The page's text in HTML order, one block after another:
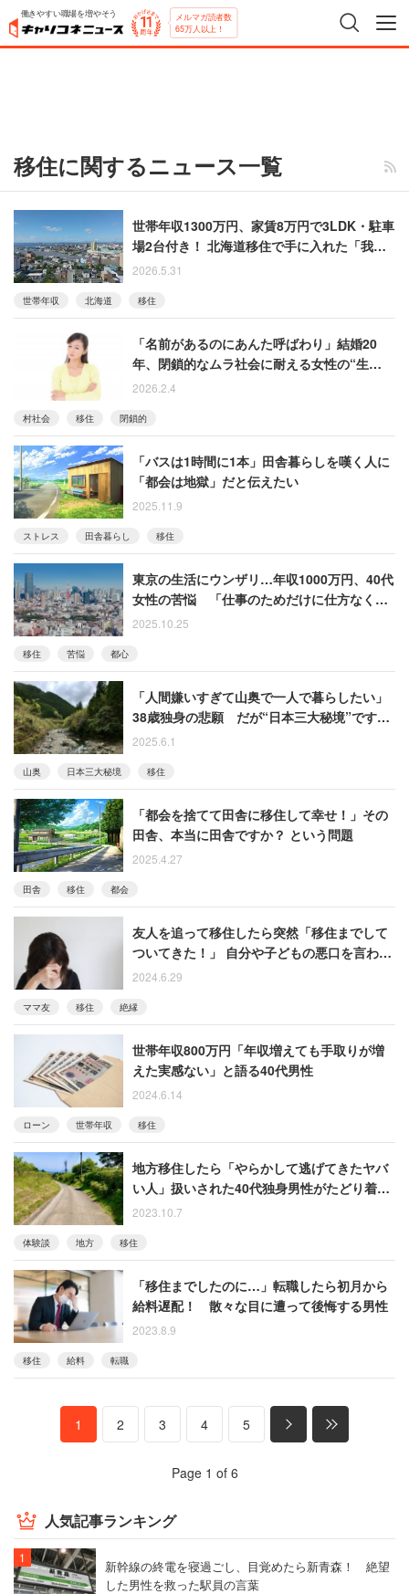
働きやすい職場を増やそう メルマガ読者数
65万人以上！
移住に関するニュース一覧
世帯年収1300万円、家賃8万円で3LDK・駐車
場2台付き！ 北海道移住で手に入れた「我慢
しない生活」
2026.5.31
世帯年収 北海道 移住
「名前があるのにあんた呼ばわり」結婚20
年、閉鎖的なムラ社会に耐える女性の“生活
術”
2026.2.4
村社会 移住 閉鎖的
「バスは1時間に1本」田舎暮らしを嘆く人に
「都会は地獄」だと伝えたい
2025.11.9
ストレス 田舎暮らし 移住
東京の生活にウンザリ…年収1000万円、40代
女性の苦悩 「仕事のためだけに仕方なく住
んでいる」
2025.10.25
移住 苦悩 都心
「人間嫌いすぎて山奥で一人で暮らしたい」
38歳独身の悲願 だが“日本三大秘境”ですら
突きつけられる「結局、人からは逃げられな
2025.6.1
山奥 日本三大秘境 移住
「都会を捨てて田舎に移住して幸せ！」その
田舎、本当に田舎ですか？ という問題
2025.4.27
田舎 移住 都会
友人を追って移住したら突然「移住までして
ついてきた！」 自分や子どもの悪口を言われ
絶縁した女性
2024.6.29
ママ友 移住 絶縁
世帯年収800万円「年収増えても手取りが増
えた実感ない」と語る40代男性
2024.6.14
ローン 世帯年収 移住
地方移住したら「やらかして逃げてきたヤバ
い人」扱いされた40代独身男性がたどり着い
た先
2023.10.7
体験談 地方 移住
「移住までしたのに…」転職したら初月から
給料遅配！ 散々な目に遭って後悔する男性
2023.8.9
移住 給料 転職
1 2 3 4 5
Page 1 of 6
人気記事ランキング
新幹線の終電を寝過ごし、目覚めたら新青森！ 絶望
した男性を救った駅員の言葉